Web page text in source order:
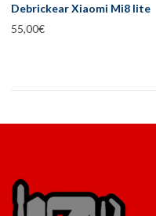
Debrickear Xiaomi Mi8 lite
55,00€